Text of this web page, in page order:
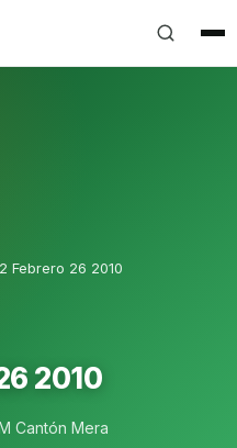
Municipal del
Febrero 26 2010
2010
Cantón Mera